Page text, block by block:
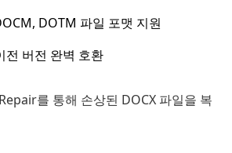
DOTM 파일 포맷 지원
전 버전 완벽 호환
를 통해 손상된 DOCX 파일을 복